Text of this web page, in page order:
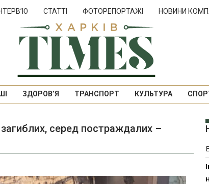
СТАТТІ ФОТОРЕПОРТАЖІ НОВИНИ
ЗДОРОВ’Я ТРАНСПОРТ КУЛЬТУРА
серед постраждалих –